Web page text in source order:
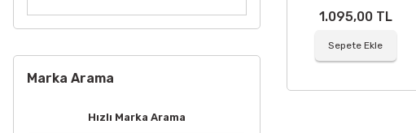
Marka Arama
Hızlı Marka Arama
1.095,00 TL
Sepete Ekle